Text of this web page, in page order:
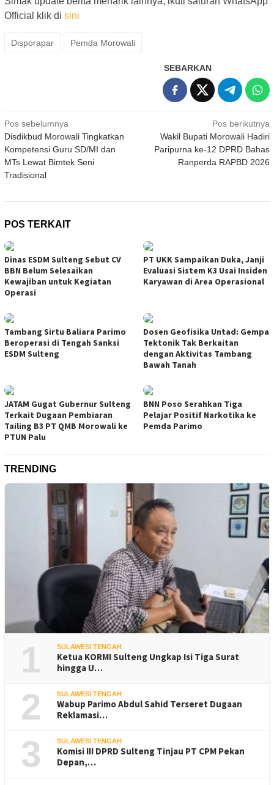
Official klik di sini
Disporapar Pemda Morowali
SEBARKAN
Navigasi
pos
Pos sebelumnya
Disdikbud Morowali Tingkatkan
Kompetensi Guru SD/MI dan
MTs Lewat Bimtek Seni
Tradisional
Pos berikutnya
Wakil Bupati Morowali Hadiri
Paripurna ke-12 DPRD Bahas
Ranperda RAPBD 2026
POS TERKAIT
Dinas ESDM Sulteng Sebut CV
BBN Belum Selesaikan
Kewajiban untuk Kegiatan
Operasi
PT UKK Sampaikan Duka, Janji
Evaluasi Sistem K3 Usai Insiden
Karyawan di Area Operasional
Tambang Sirtu Baliara Parimo
Beroperasi di Tengah Sanksi
ESDM Sulteng
Dosen Geofisika Untad: Gempa
Tektonik Tak Berkaitan
dengan Aktivitas Tambang
Bawah Tanah
JATAM Gugat Gubernur Sulteng
Terkait Dugaan Pembiaran
Tailing B3 PT QMB Morowali ke
PTUN Palu
BNN Poso Serahkan Tiga
Pelajar Positif Narkotika ke
Pemda Parimo
TRENDING
1 SULAWESI TENGAH
Ketua KORMI Sulteng Ungkap Isi Tiga Surat
hingga U…
2 SULAWESI TENGAH
Wabup Parimo Abdul Sahid Terseret Dugaan
Reklamasi…
3 SULAWESI TENGAH
Komisi III DPRD Sulteng Tinjau PT CPM Pekan
Depan,…